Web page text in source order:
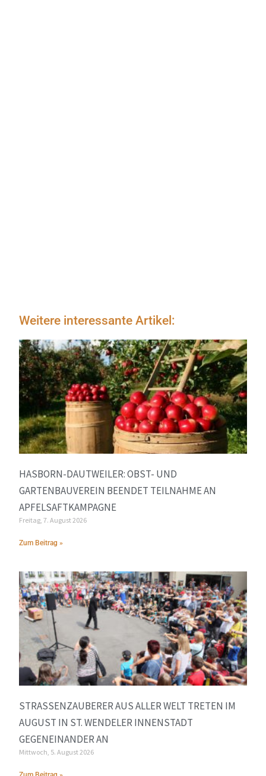
Weitere interessante Artikel:
HASBORN-DAUTWEILER: OBST- UND
GARTENBAUVEREIN BEENDET TEILNAHME AN
APFELSAFTKAMPAGNE
Freitag, 7. August 2026
Zum Beitrag »
STRASSENZAUBERER AUS ALLER WELT TRETEN IM A
UGUST IN ST. WENDELER INNENSTADT G
EGENEINANDER AN
Mittwoch, 5. August 2026